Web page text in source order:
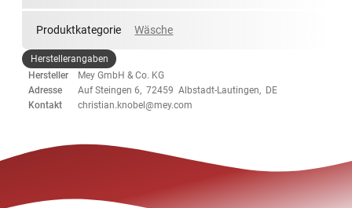
Produktkategorie Wäsche
Herstellerangaben
Hersteller
Mey GmbH & Co. KG
Adresse
Auf Steingen 6, 72459 Albstadt-Lautingen, DE
Kontakt
christian.knobel@mey.com